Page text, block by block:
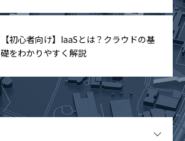
【初心者向け】IaaSとは？クラウドの基
礎をわかりやすく解説
OPEN